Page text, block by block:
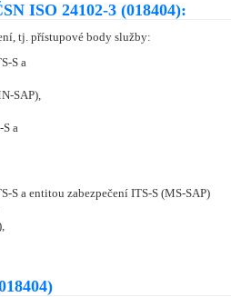
ISO 24102-3 (018404):
tj. přístupové body služby:
S a
SAP),
a
S a entitou zabezpečení ITS-S (MS-SAP)